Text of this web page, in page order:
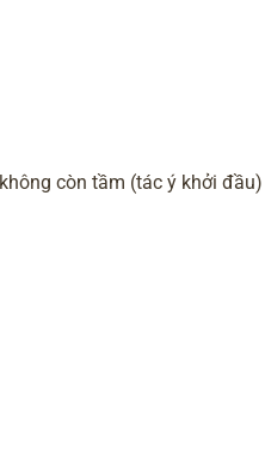
còn tầm (tác ý khởi